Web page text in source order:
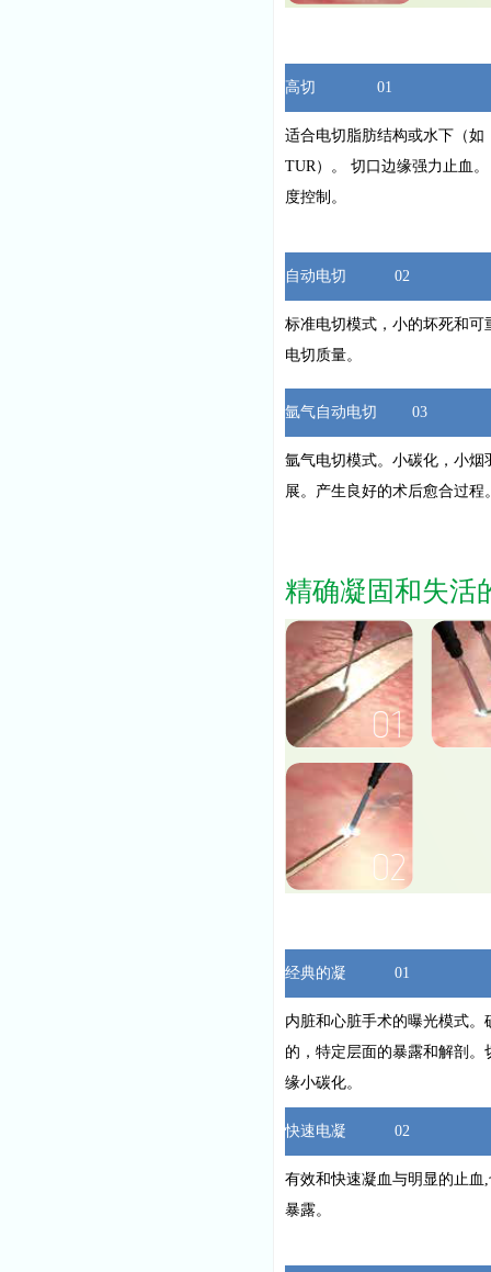
高切 01
适合电切脂肪结构或水下（如
TUR）。 切口边缘强力止血
度控制。
自动电切 02
标准电切模式，小的坏死和可
电切质量。
氩气自动电切 03
氩气电切模式。小碳化，小烟
展。产生良好的术后愈合过程
精确凝固和失活
经典的凝 01
内脏和心脏手术的曝光模式。
的，特定层面的暴露和解剖。
缘小碳化。
快速电凝 02
有效和快速凝血与明显的止血
暴露。